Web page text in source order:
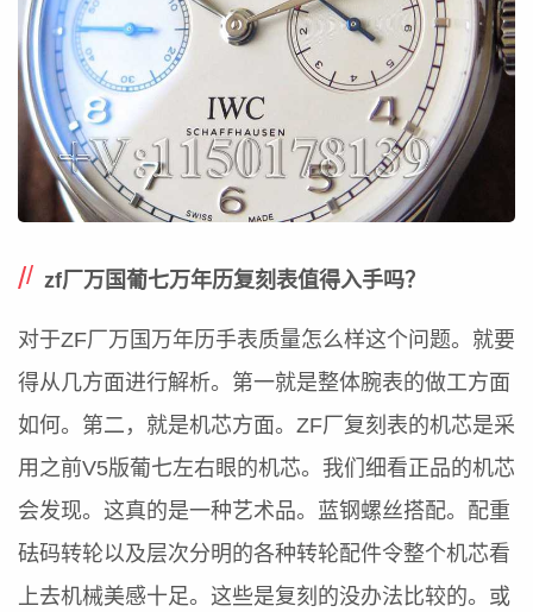
zf厂万国葡七万年历复刻表值得入手吗？
对于ZF厂万国万年历手表质量怎么样这个问题。就要
得从几方面进行解析。第一就是整体腕表的做工方面
如何。第二，就是机芯方面。ZF厂复刻表的机芯是采
用之前V5版葡七左右眼的机芯。我们细看正品的机芯
会发现。这真的是一种艺术品。蓝钢螺丝搭配。配重
砝码转轮以及层次分明的各种转轮配件令整个机芯看
上去机械美感十足。这些是复刻的没办法比较的。或